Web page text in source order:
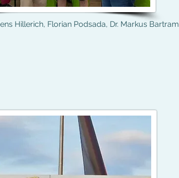
Hillerich, Florian Podsada, Dr. Markus Bartram